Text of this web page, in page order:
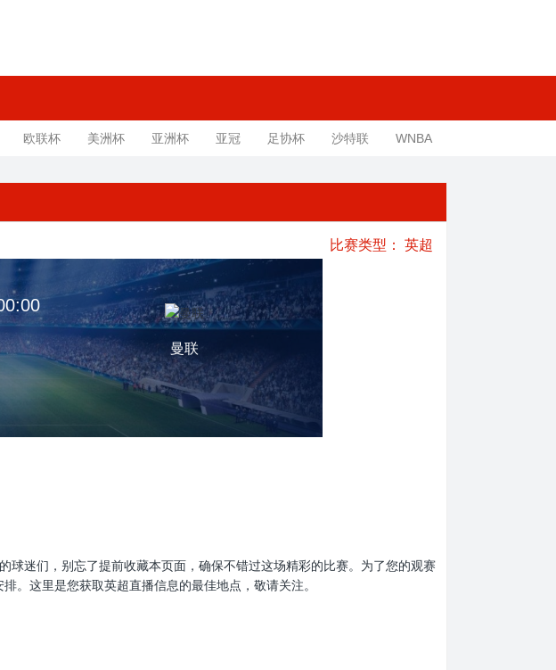
欧联杯 美洲杯 亚洲杯 亚冠 足协杯 沙特联 WNBA
比赛类型： 英超
曼联
迷们，别忘了提前收藏本页面，确保不错过这场精彩的比赛。为了您的观赛
。这里是您获取英超直播信息的最佳地点，敬请关注。